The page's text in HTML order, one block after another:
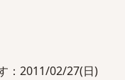
：2011/02/27(日)